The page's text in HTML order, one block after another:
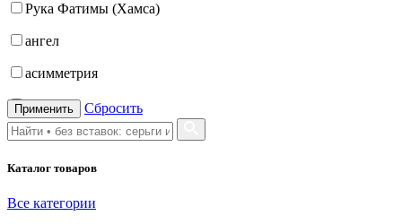
Рука Фатимы (Хамса)
ангел
асимметрия
бабочка
бантик
башня
бесконечность
Применить Сбросить
Каталог товаров
Все категории